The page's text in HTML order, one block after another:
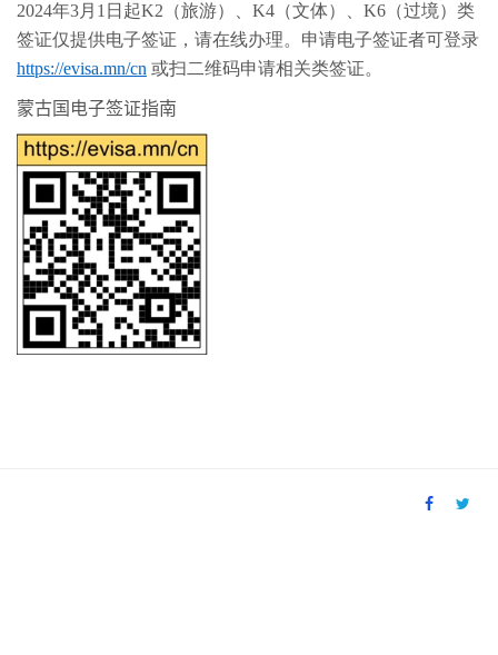
2024年3月1日起K2（旅游）、K4（文体）、K6（过境）类
签证仅提供电子签证，请在线办理。申请电子签证者可登录
https://evisa.mn/cn 或扫二维码申请相关类签证。
蒙古国电子签证指南